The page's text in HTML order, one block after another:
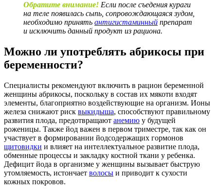
Обратите внимание! Если после съедения кураги
на теле появилась сыпь, сопровождающаяся зудом,
необходимо принять антигистаминный препарат
и исключить данный продукт из рациона.
Можно ли употреблять абрикосы при
беременности?
Специалисты рекомендуют включить в рацион беременной
женщины абрикосы, поскольку в состав их мякоти входят
элементы, благоприятно воздействующие на организм. Ионы
железа снижают риск выкидыша, способствуют правильному
развития плода, предотвращают анемию у будущей
роженицы. Также йод важен в первом триместре, так как он
участвует в формировании йодсодержащих гормонов
щитовидки и влияет на интеллектуальное развитие плода,
обменные процессы и закладку костной ткани у ребенка.
Дефицит йода в организме у женщины вызывает быструю
утомляемость, истончает волосы и приводит к сухости
кожных покровов.